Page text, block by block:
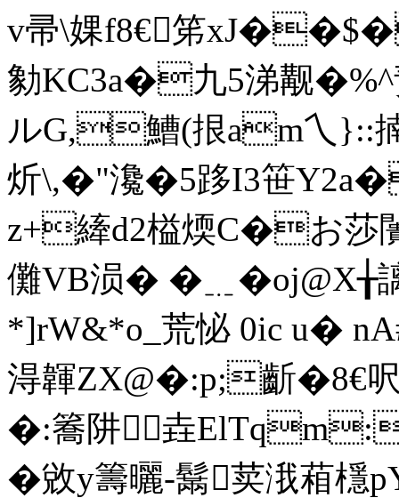
v帚\婐f8€笫
勨KC3a�九5涕觏
ルG,鰽(拫am乀}::
炘\,�"瀺�5跢I3笹
z+縴d2榏煗C�お莎
儺VB涢� �﹎�
*]rW&*o_荒怭 0ic u�
淂韗ZX@�:p;齗�8€
�:簥阱 垚
�敓y籌曬-鬗荬涐葙